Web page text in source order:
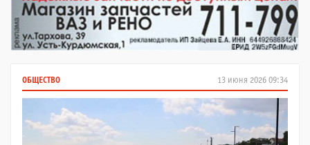
13 июня 2026 09:34
ОБЩЕСТВО